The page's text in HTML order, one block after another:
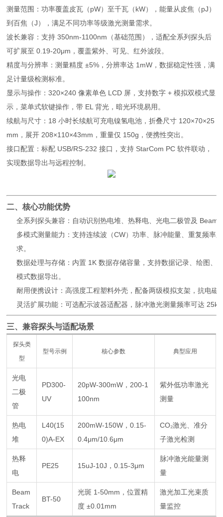
测量范围：功率覆盖皮瓦（pW）至千瓦（kW），能量从皮焦（pJ）
到百焦（J），满足不同功率等级激光测量需求。
波长兼容：支持 350nm-1100nm（基础范围），适配全系列探头后
可扩展至 0.19-20μm，覆盖紫外、可见、红外波段。
精度与分辨率：测量精度 ±5%，分辨率达 1mW，数据稳定性强，满
足计量级检测标准。
显示与操作：320×240 像素单色 LCD 屏，支持数字 + 模拟双模式显
示，菜单式软键操作，带 EL 背光，暗光环境易用。
续航与尺寸：18 小时长续航可充电镍氢电池，折叠尺寸 120×70×25
mm，展开 208×110×43mm，重量仅 150g，便携性突出。
接口配置：标配 USB/RS-232 接口，支持 StarCom PC 软件联动，
实现数据导出与远程控制。
二、核心功能优势
全系列探头兼容：自动识别热电堆、热释电、光电二极管及
多模式测量能力：支持连续波（CW）功率、脉冲能量、重复频率
求。
数据处理与存储：内置 1K 数据存储容量，支持数据记录、绘图
模式数据导出。
耐用便携设计：高强度工程塑料外壳，配备两级模拟支架，抗电
灵活扩展功能：可选配示波器适配器，脉冲激光测量频率可达
三、兼容探头与适配场景
探头类
型
型号示例 核心参数 典型应用
光电
二极
管
PD300-
UV
20pW-300mW，200-1
100nm
紫外低功率激光
测量
热电
堆
L40(15
0)A-EX
200mW-150W，0.15-
0.4μm/10.6μm
CO₂激光、准分
子激光检测
热释
电
PE25 15uJ-10J，0.15-3μm
脉冲激光能量测
量
Beam
Track
BT-50
光斑 1-50mm，位置精
度 ±0.01mm
激光加工光束质
量监控